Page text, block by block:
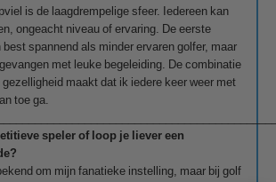
is de laagdrempelige sfeer. Iedereen kan
ongeacht niveau of ervaring. De eerste
best spannend als minder ervaren golfer, maar
met leuke begeleiding. De combinatie
maakt dat ik iedere keer weer met
toe ga.
speler of loop je liever een
om mijn fanatieke instelling, maar bij golf